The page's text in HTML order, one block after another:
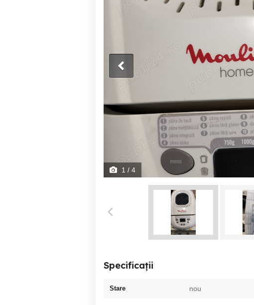
1 / 4
Specificații
Stare nou